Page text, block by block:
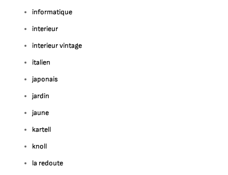
informatique
interieur
interieur vintage
italien
japonais
jardin
jaune
kartell
knoll
la redoute